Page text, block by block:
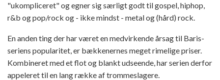
"ukompliceret" og egner sig særligt godt til gospel, hiphop,
r&b og pop/rock og - ikke mindst - metal og (hård) rock.
En anden ting der har været en medvirkende årsag til Baris-
seriens popularitet, er bækkenernes meget rimelige priser.
Kombineret med et flot og blankt udseende, har serien derfor
appeleret til en lang række af trommeslagere.